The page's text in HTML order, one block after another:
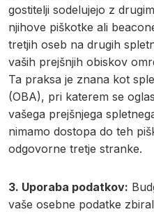
gostitelji sodelujejo z
njihove piškotke ali
tretjih oseb na drugih
vaših prejšnjih obiskov
Ta praksa je znana kot
(OBA), pri katerem se
vašega prejšnjega
nimamo dostopa do teh
odgovorne tretje stranke.
3. Uporaba podatkov:
vaše osebne podatke